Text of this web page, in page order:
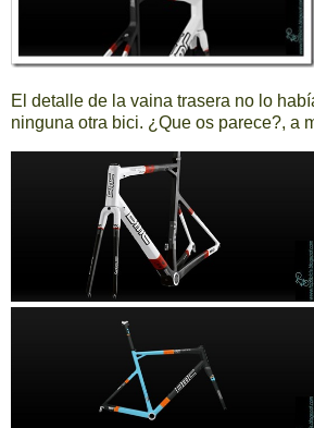
El detalle de la vaina trasera no lo
ninguna otra bici. ¿Que os parece?, a